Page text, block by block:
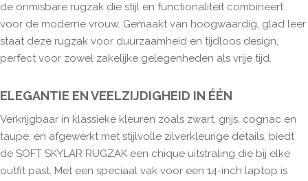
de onmisbare rugzak die stijl en functionaliteit combineert
voor de moderne vrouw. Gemaakt van hoogwaardig, glad leer
staat deze rugzak voor duurzaamheid en tijdloos design,
perfect voor zowel zakelijke gelegenheden als vrije tijd.
ELEGANTIE EN VEELZIJDIGHEID IN ÉÉN
Verkrijgbaar in klassieke kleuren zoals zwart, grijs, cognac en
taupe, en afgewerkt met stijlvolle zilverkleurige details, biedt
de SOFT SKYLAR RUGZAK een chique uitstraling die bij elke
outfit past. Met een speciaal vak voor een 14-inch laptop is